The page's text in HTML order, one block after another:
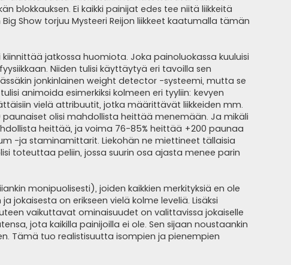
blokkauksen. Ei kaikki painijat edes tee niitä liikkeitä
Show torjuu Mysteeri Reijon liikkeet kaatumalla tämän
jatkossa huomiota. Joka painoluokassa kuuluisi
Niiden tulisi käyttäytyä eri tavoilla sen
jonkinlainen weight detector -systeemi, mutta se
animoida esimerkiksi kolmeen eri tyyliin: kevyen
vielä attribuutit, jotka määrittävät liikkeiden mm.
paunaiset olisi mahdollista heittää menemään. Ja mikäli
heittää, ja voima 76-85% heittää +200 paunaa
-ja staminamittarit. Liekohän ne miettineet tällaisia
toteuttaa peliin, jossa suurin osa ajasta menee parin
monipuolisesti), joiden kaikkien merkityksiä en ole
on erikseen vielä kolme leveliä. Lisäksi
vaikuttavat ominaisuudet on valittavissa jokaiselle
jota kaikilla painijoilla ei ole. Sen sijaan noustaankin
Tämä tuo realistisuutta isompien ja pienempien